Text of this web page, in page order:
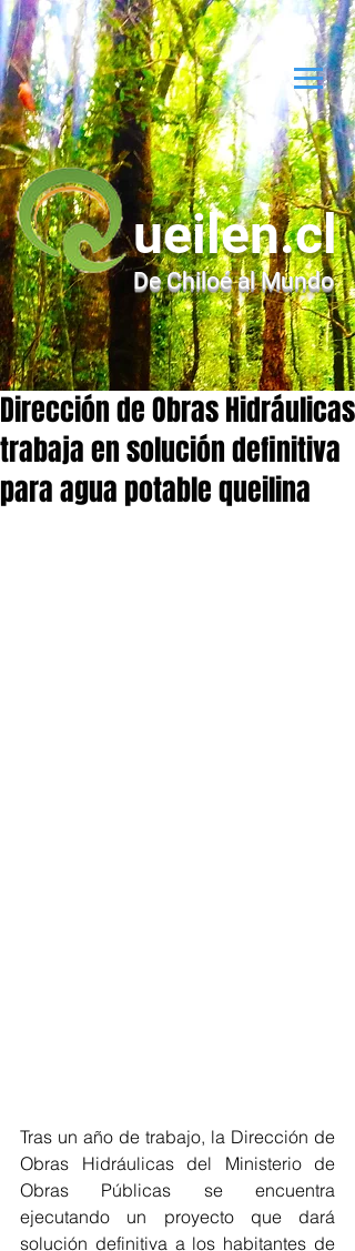
ueilen.cl
De Chiloé al Mundo
Dirección de Obras Hidráulicas
trabaja en solución definitiva
para agua potable queilina
Tras un año de trabajo, la Dirección de
Obras Hidráulicas del Ministerio de
Obras Públicas se encuentra
ejecutando un proyecto que dará
solución definitiva a los habitantes de